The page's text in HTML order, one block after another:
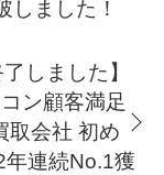
しました！
了しました】
ン顧客満足
取会社 初め
年連続No.1獲